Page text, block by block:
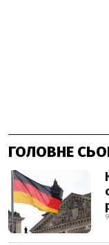
ГОЛОВНЕ